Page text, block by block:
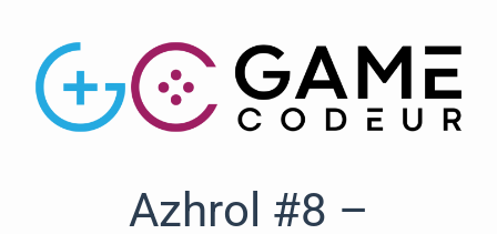
Azhrol #8 –